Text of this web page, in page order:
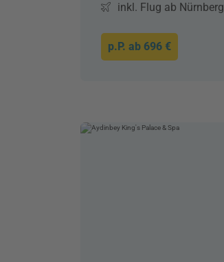
inkl. Flug ab Nürnberg
p.P. ab 696 €